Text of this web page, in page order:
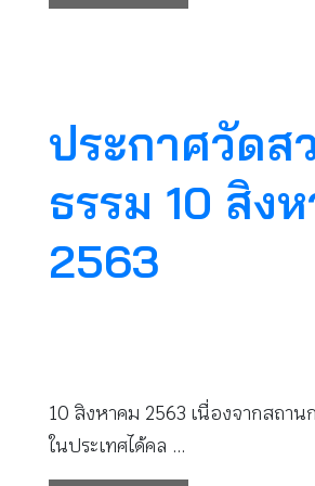
ประกาศวัดส
ธรรม 10 สิง
2563
10 สิงหาคม 2563 เนื่องจากสถาน
ในประเทศได้คล …